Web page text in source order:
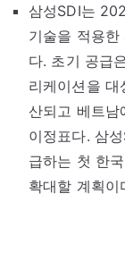
삼성SDI는
기술을 적용
다. 초기 공급
리케이션을 대
산되고 베트남
이정표다. 삼
급하는 첫 한
확대할 계획이